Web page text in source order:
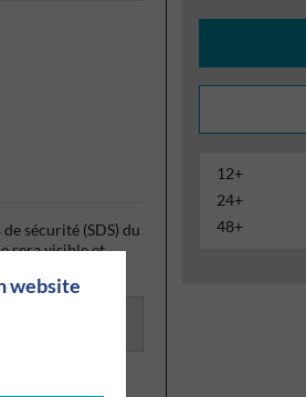
website
12+
24+
48+
sécurité (SDS) du
sera visible et